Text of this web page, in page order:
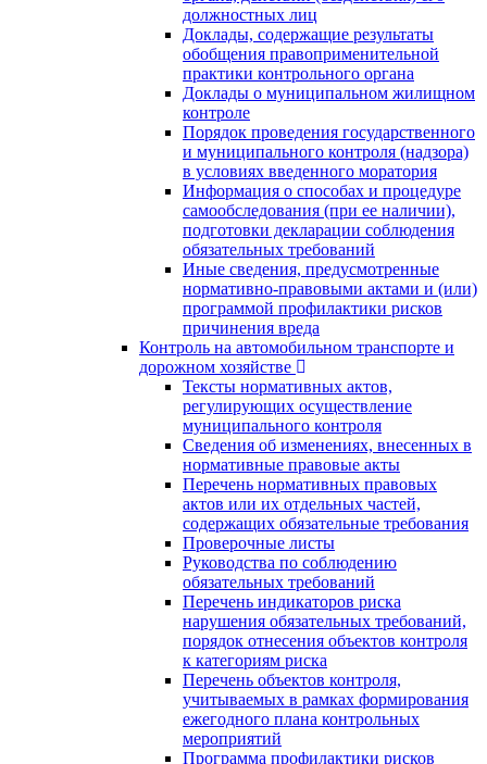
должностных лиц
Доклады, содержащие результаты
обобщения правоприменительной
практики контрольного органа
Доклады о муниципальном жилищном
контроле
Порядок проведения государственного
и муниципального контроля (надзора)
в условиях введенного моратория
Информация о способах и процедуре
самообследования (при ее наличии),
подготовки декларации соблюдения
обязательных требований
Иные сведения, предусмотренные
нормативно-правовыми актами и (или)
программой профилактики рисков
причинения вреда
Контроль на автомобильном транспорте и
дорожном хозяйстве
Тексты нормативных актов,
регулирующих осуществление
муниципального контроля
Сведения об изменениях, внесенных в
нормативные правовые акты
Перечень нормативных правовых
актов или их отдельных частей,
содержащих обязательные требования
Проверочные листы
Руководства по соблюдению
обязательных требований
Перечень индикаторов риска
нарушения обязательных требований,
порядок отнесения объектов контроля
к категориям риска
Перечень объектов контроля,
учитываемых в рамках формирования
ежегодного плана контрольных
мероприятий
Программа профилактики рисков